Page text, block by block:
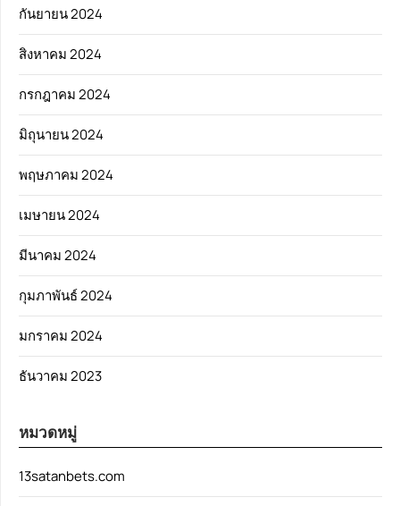
กันยายน 2024
สิงหาคม 2024
กรกฎาคม 2024
มิถุนายน 2024
พฤษภาคม 2024
เมษายน 2024
มีนาคม 2024
กุมภาพันธ์ 2024
มกราคม 2024
ธันวาคม 2023
หมวดหมู่
13satanbets.com